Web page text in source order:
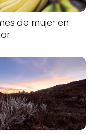
de mujer en